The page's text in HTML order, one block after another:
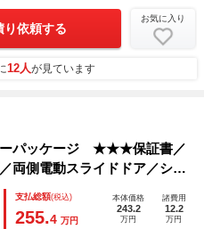
り依頼する
お気に入り
12人が見ています
パッケージ ★★★保証書／
両側電動スライドドア／シー
ＬＥＤ／Ｂｌｕｅｔｏｏｔ
／横滑り防止装置／フルセグ
支払総額(税込)
255.4 万円
本体価格
243.2
万円
諸費用
12.2
万円